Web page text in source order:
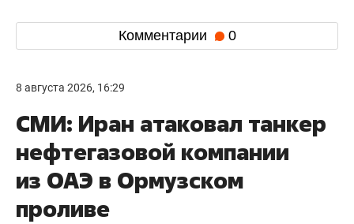
Комментарии 0
8 августа 2026, 16:29
СМИ: Иран атаковал танкер
нефтегазовой компании
из ОАЭ в Ормузском
проливе